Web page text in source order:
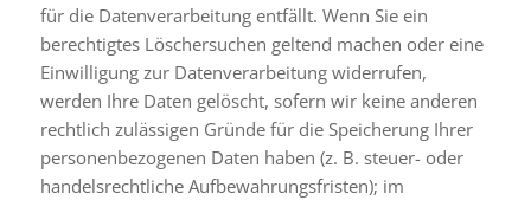
für die Datenverarbeitung entfällt. Wenn Sie ein
berechtigtes Löschersuchen geltend machen oder eine
Einwilligung zur Datenverarbeitung widerrufen,
werden Ihre Daten gelöscht, sofern wir keine anderen
rechtlich zulässigen Gründe für die Speicherung Ihrer
personenbezogenen Daten haben (z. B. steuer- oder
handelsrechtliche Aufbewahrungsfristen); im